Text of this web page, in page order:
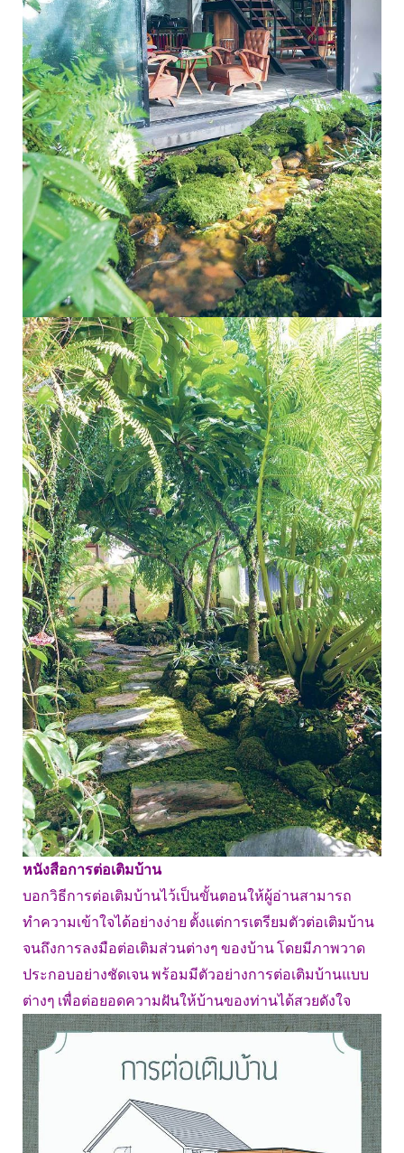
หนังสือการต่อเติมบ้าน
บอกวิธีการต่อเติมบ้านไว้เป็นขั้นตอนให้ผู้อ่านสามารถ
ทำความเข้าใจได้อย่างง่าย ตั้งแต่การเตรียมตัวต่อเติมบ้าน
จนถึงการลงมือต่อเติมส่วนต่างๆ ของบ้าน โดยมีภาพวาด
ประกอบอย่างชัดเจน พร้อมมีตัวอย่างการต่อเติมบ้านแบบ
ต่างๆ เพื่อต่อยอดความฝันให้บ้านของท่านได้สวยดังใจ